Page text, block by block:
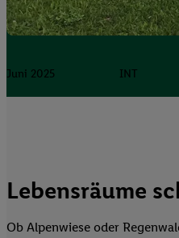
Juni 2025 INT
Lebensräume
Ob Alpenwiese oder